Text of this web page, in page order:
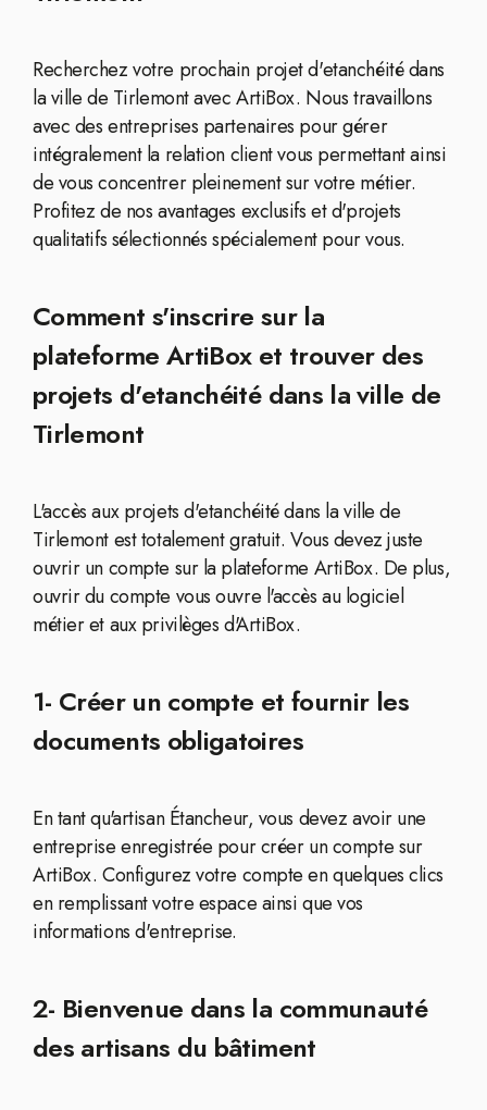
Recherchez votre prochain projet d'etanchéité dans
la ville de Tirlemont avec ArtiBox. Nous travaillons
avec des entreprises partenaires pour gérer
intégralement la relation client vous permettant ainsi
de vous concentrer pleinement sur votre métier.
Profitez de nos avantages exclusifs et d'projets
qualitatifs sélectionnés spécialement pour vous.
Comment s'inscrire sur la
plateforme ArtiBox et trouver des
projets d'etanchéité dans la ville de
Tirlemont
L'accès aux projets d'etanchéité dans la ville de
Tirlemont est totalement gratuit. Vous devez juste
ouvrir un compte sur la plateforme ArtiBox. De plus,
ouvrir du compte vous ouvre l'accès au logiciel
métier et aux privilèges d'ArtiBox.
1- Créer un compte et fournir les
documents obligatoires
En tant qu'artisan Étancheur, vous devez avoir une
entreprise enregistrée pour créer un compte sur
ArtiBox. Configurez votre compte en quelques clics
en remplissant votre espace ainsi que vos
informations d'entreprise.
2- Bienvenue dans la communauté
des artisans du bâtiment